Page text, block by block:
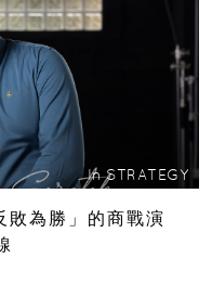
In STRATEGY
為勝」的商戰演